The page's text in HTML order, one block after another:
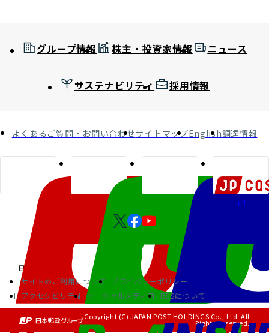
グループ情報 株主・投資家情報 ニュース
サステナビリティ 採用情報
よくあるご質問・お問い合わせサイトマップEnglish調達情報
サイトのご利用について
プライバシーポリシー
アクセシビリティ
ソーシャルメディア RSSについて
Copyright (C) JAPAN POST HOLDINGS Co., Ltd. All
Rights Reserved.